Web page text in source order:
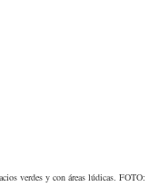
verdes y con áreas lúdicas. FOTO: